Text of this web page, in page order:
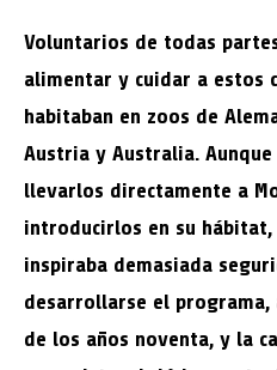
Voluntarios de todas
alimentar y cuidar a estos
habitaban en zoos de
Austria y Australia.
llevarlos directamente a
introducirlos en su
inspiraba demasiada
desarrollarse el
de los años noventa, y la